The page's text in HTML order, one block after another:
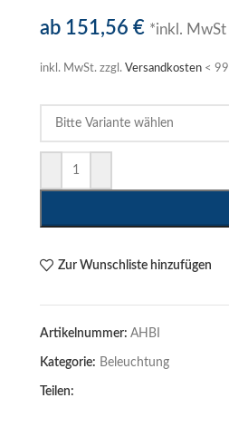
ab 151,56 € *inkl. MwSt
inkl. MwSt. zzgl. Versandkosten< 99
Zur Wunschliste hinzufügen
Artikelnummer: AHBI
Kategorie: Beleuchtung
Teilen: